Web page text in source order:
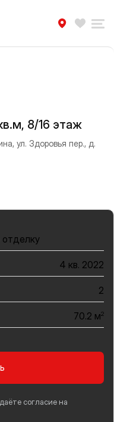
8/16 этаж
ул. Здоровья пер., д.
4 кв. 2022
2
70.2 м2
согласие на